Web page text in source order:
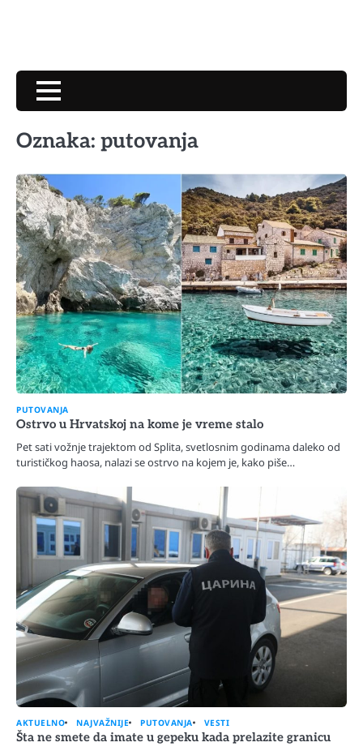
Oznaka: putovanja
PUTOVANJA
Ostrvo u Hrvatskoj na kome je vreme stalo
Pet sati vožnje trajektom od Splita, svetlosnim godinama daleko od
turističkog haosa, nalazi se ostrvo na kojem je, kako piše…
AKTUELNO NAJVAŽNIJE PUTOVANJA VESTI
Šta ne smete da imate u gepeku kada prelazite granicu